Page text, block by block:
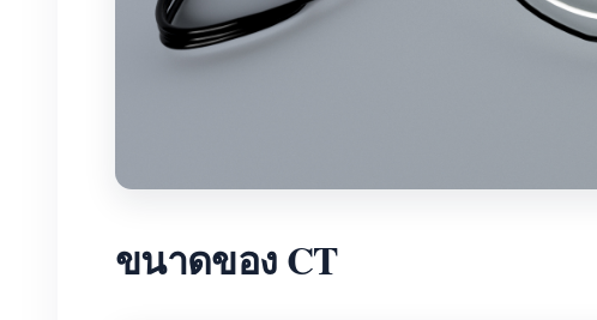
ขนาดของ CT